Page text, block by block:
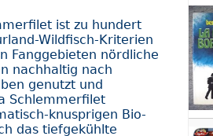
ist zu hundert
Wildfisch-Kriterien
Fanggebieten nördliche
nachhaltig nach
genutzt und
Schlemmerfilet
knusprigen Bio-
das tiefgekühlte